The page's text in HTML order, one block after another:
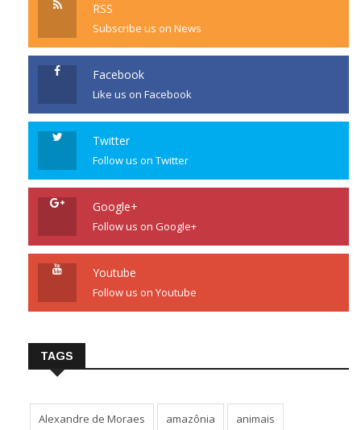
RSS
Subscribe us on News
Facebook
Like us on Facebook
Twitter
Follow us on Twitter
Google+
Follow us on Google+
Youtube
Follow us on Youtube
TAGS
Alexandre de Moraes amazônia animais